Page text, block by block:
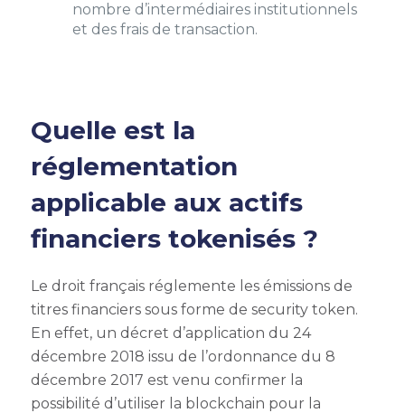
nombre d’intermédiaires institutionnels
et des frais de transaction.
Quelle est la
réglementation
applicable aux actifs
financiers tokenisés ?
Le droit français réglemente les émissions de
titres financiers sous forme de security token.
En effet, un décret d’application du 24
décembre 2018 issu de l’ordonnance du 8
décembre 2017 est venu confirmer la
possibilité d’utiliser la blockchain pour la